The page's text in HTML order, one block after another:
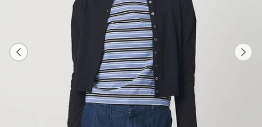
BLACK
1 22